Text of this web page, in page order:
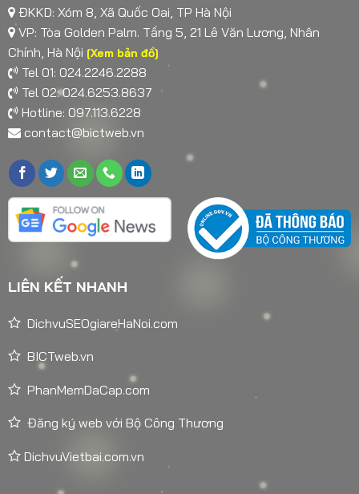
ĐKKD: Xóm 8, Xã Quốc Oai, TP Hà Nội
VP: Tòa Golden Palm. Tầng 5, 21 Lê Văn Lương, Nhân
Chính, Hà Nội [Xem bản đồ]
Tel 01: 024.2246.2288
Tel 02: 024.6253.8637
Hotline: 097.113.6228
contact@bictweb.vn
LIÊN KẾT NHANH
DichvuSEOgiareHaNoi.com
BICTweb.vn
PhanMemDaCap.com
Đăng ký web với Bộ Công Thương
DichvuVietbai.com.vn